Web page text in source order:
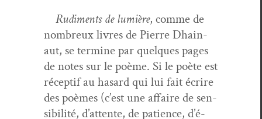
Rudi­ments de lumière, comme de
nom­breux livres de Pierre Dhain­
aut, se ter­mine par quelques pages
de notes sur le poème. Si le poète est
récep­tif au hasard qui lui fait écrire
des poèmes (c’est une affaire de sen­
si­bil­ité, d’at­tente, de patience, d’é­